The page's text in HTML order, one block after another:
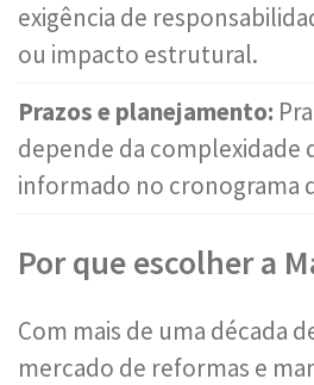
exigência de
ou impacto estrutural.
Prazos e planejamento:
depende da complexidade
informado no cronograma
Por que escolher a
Com mais de uma década
mercado de reformas e